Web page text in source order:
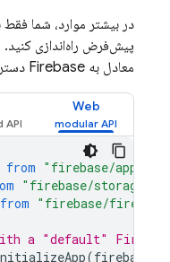
پیش‌فرض راه‌اندازی کنید.
معادل به Firebase دسترسی داشته باشید:
Web
from "firebase/app"
"firebase/storage"
from "firebase/
a "default"
(